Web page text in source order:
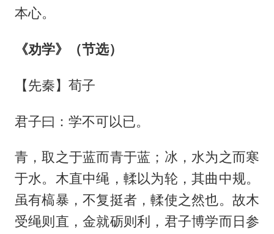
本心。
《劝学》（节选）
【先秦】荀子
君子曰：学不可以已。
青，取之于蓝而青于蓝；冰，水为之而寒
于水。木直中绳，輮以为轮，其曲中规。
虽有槁暴，不复挺者，輮使之然也。故木
受绳则直，金就砺则利，君子博学而日参